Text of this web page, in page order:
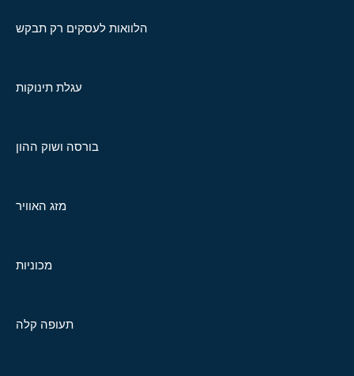
הלוואות לעסקים רק תבקש
עגלת תינוקות
בורסה ושוק ההון
מזג האוויר
מכוניות
תעופה קלה